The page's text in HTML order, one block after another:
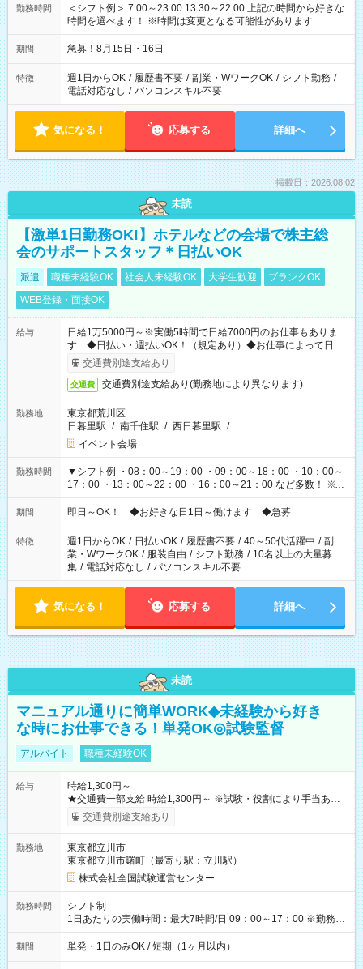
勤務時間
＜シフト例＞ 7:00～23:00 13:30～22:00 上記の時間から好きな
時間を選べます！ ※時間は変更となる可能性があります
期間 急募！8月15日・16日
特徴 週1日からOK / 履歴書不要 / 副業・WワークOK / シフト勤務 /
電話対応なし / パソコンスキル不要
気になる！ 応募する 詳細へ
掲載日：2026.08.02
未読
【激単1日勤務OK!】ホテルなどの会場で株主総
会のサポートスタッフ＊日払いOK
派遣 職種未経験OK 社会人未経験OK 大学生歓迎
ブランクOK
WEB登録・面接OK
給与
日給1万5000円～※実働5時間で日給7000円のお仕事もありま
す ◆日払い・週払いOK！（規定あり）◆お仕事によって日給
も異なります
交通費別途支給あり
交通費 交通費別途支給あり(勤務地により異なります)
勤務地
東京都荒川区
日暮里駅 / 南千住駅 / 西日暮里駅 / …
イベント会場
勤務時間
▼シフト例 ・08：00～19：00 ・09：00～18：00 ・10：00～
17：00 ・13：00～22：00 ・16：00～21：00 など多数！ ※お
仕事により勤務時間が異なります
期間 即日～OK！ ◆お好きな日1日～働けます ◆急募
特徴 週1日からOK / 日払いOK / 履歴書不要 / 40～50代活躍中 / 副
業・WワークOK / 服装自由 / シフト勤務 / 10名以上の大量募
集 / 電話対応なし / パソコンスキル不要
気になる！ 応募する 詳細へ
未読
マニュアル通りに簡単WORK◆未経験から好き
な時にお仕事できる！単発OK◎試験監督
アルバイト 職種未経験OK
給与
時給1,300円～
★交通費一部支給 時給1,300円～ ※試験・役割により手当あり
※勤務回数により昇給あり 【即給（前払い）オプションあ
り！】 希望される場合、勤務から1週間ほどで給与の一部を受け
例】 ・河合塾模擬試験 8:30～17:30（休憩1時間） 時給1,300円
×8時間＝日収10,400円＋交通費 ※当日の役割により時給＋100
円の場合あり ・国家試験 7:00～13:30（休憩なし） 時給1,300
円（役割手当＋100円）×6時間＝日収8,400円＋交通費 【試用期
間】試用期間なし
交通費別途支給あり
勤務地
東京都立川市
東京都立川市曙町（最寄り駅：立川駅）
株式会社全国試験運営センター
勤務時間
シフト制
1日あたりの実働時間：最大7時間/日 09：00～17：00 ※勤務時
間は 試験により異なります。
期間 単発・1日のみOK / 短期（1ヶ月以内）